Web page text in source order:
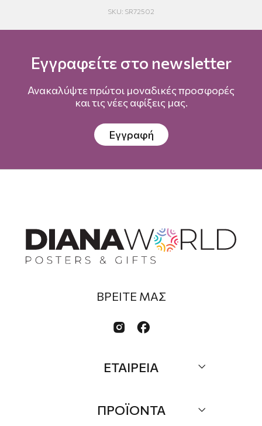
SKU: SR72502
Εγγραφείτε στο newsletter
Ανακαλύψτε πρώτοι μοναδικές προσφορές
και τις νέες αφίξεις μας.
Εγγραφή
ΒΡΕΙΤΕ ΜΑΣ
 
ΕΤΑΙΡΕΙΑ
Επικοινωνία
ΠΡΟΪΟΝΤΑ